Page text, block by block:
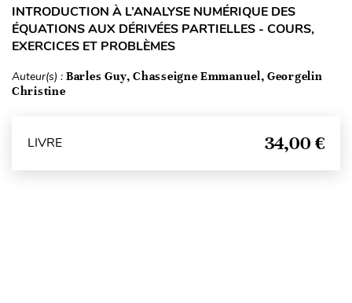
INTRODUCTION À L’ANALYSE NUMÉRIQUE DES
ÉQUATIONS AUX DÉRIVÉES PARTIELLES - COURS,
EXERCICES ET PROBLÈMES
Auteur(s) : Barles Guy, Chasseigne Emmanuel, Georgelin
Christine
LIVRE 34,00 €